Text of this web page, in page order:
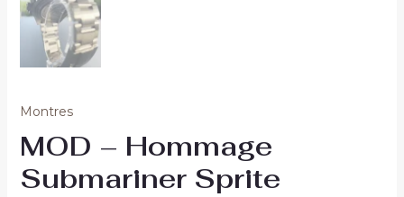
Montres
MOD – Hommage
Submariner Sprite